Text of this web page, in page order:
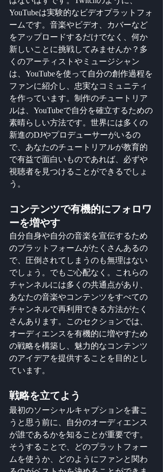
YouTubeは実験的なビデオプラットフォ
ームです。音楽やビデオ、カバーなど
をアップロードするだけでなく、何か
新しいことに挑戦してみませんか？多
くのアーティストやミュージシャン
は、YouTubeを使って自分の創作過程を
ファンに紹介し、忠実なコミュニティ
を作っています。制作のチュートリア
ルは、YouTubeで自分を確立するための
素晴らしい方法です。世界には多くの
新進のDJやプロデューサーがいるの
で、あなたのチュートリアルが教育的
で有益で面白いものであれば、必ずや
視聴者を見つけることができるでしょ
う。
コンテンツで有機的にフォロワ
ーを増やす
自分自身や自分の音楽を宣伝するため
のプラットフォームがたくさんあるの
で、圧倒されてしまうのも無理はない
でしょう。でもご心配なく。これらの
チャンネルには多くの共通点があり、
あなたの音楽やコンテンツをすべての
チャンネルで再利用できる方法がたく
さんあります。このセクションでは、
オーディエンスを有機的に増やすため
の戦略を構築し、魅力的なコンテンツ
のアイデアを提供することを目的とし
ています。
戦略を立てよう
最初のソーシャルキャプションを書こ
うと思う前に、自分のオーディエンス
が誰であるかを知ることが重要です。
そうすることで、どのプラットフォー
ムを使うか、どのようにファンと関わ